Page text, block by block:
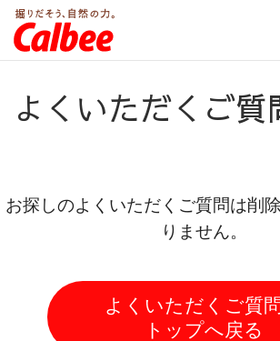
よくいただくご質
お探しのよくいただくご質問は削
りません。
よくいただくご質
トップへ戻る